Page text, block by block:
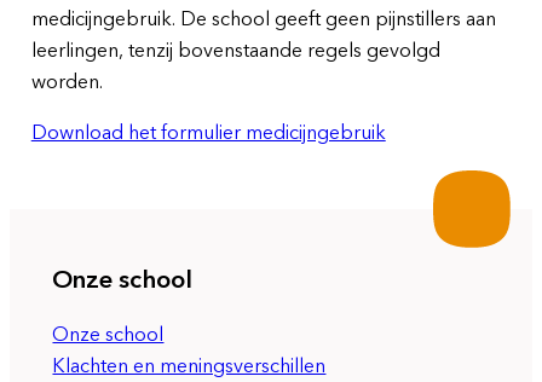
medicijngebruik. De school geeft geen pijnstillers aan
leerlingen, tenzij bovenstaande regels gevolgd
worden.
Download het formulier medicijngebruik
Onze school
Onze school
Klachten en meningsverschillen